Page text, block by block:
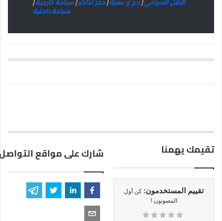
سياحة داخلية
تقيمك يهمنا
تقييم المستخدمون: كن أول
المصوتون !
شارك على مواقع